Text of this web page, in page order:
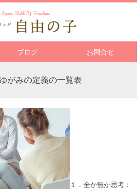
ブログ お問合せ
がみの定義の一覧表
１．全か無か思考：